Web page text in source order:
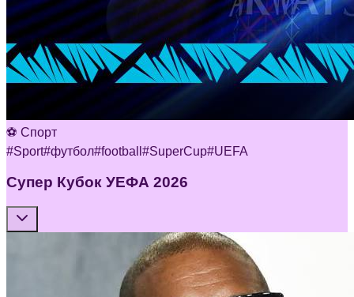
⚽ Спорт
#Sport#футбол#football #SuperCup#UEFA
Супер Кубок УЕФА 2026